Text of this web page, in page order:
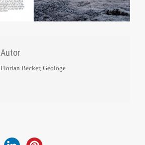
Autor
Florian Becker, Geologe